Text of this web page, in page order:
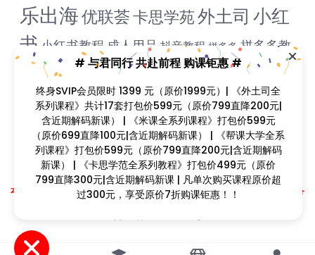
乐出海优联荟卡思学苑外土司 小红
书 小红书教程 成人用品 抖音教程 拼多多 拼多多教
淘宝教程 独立站教程 米课 脸书教程
谷歌
ADS教程谷歌SEO教程 谷歌SEO课程 谷歌运用教程
阿里国际站雨课网雷子教程 颜Sir飞橙教育
Copyright © 2023找课程网- All rights reserved
本站支持课程资源互换，优质课程资源互换请联系微信在线客服：zkcw598 (备
注：课程互换)
# 与君同行 共赴前程 购课钜惠 #
终身SVIP会员限时 1399 元（原价1999元）| 《外土司全
系列课程》共计17套打包价599元（原价799直降200元|
含近期解码新课） | 《米课全系列课程》打包价599元
（原价699直降100元|含近期解码新课） | 《帮课大学全系
列课程》打包价599元（原价799直降200元|含近期解码
新课） | 《卡思学范全系列教程》打包价499元（原价
799直降300元|含近期解码新课 | 凡单次购买课程原价超
过300元，享受原价7折购课钜惠！！